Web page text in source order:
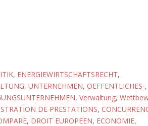
, ENERGIEWIRTSCHAFTSRECHT,
, UNTERNEHMEN, OEFFENTLICHES-,
, Verwaltung,
DE PRESTATIONS,
, DROIT EUROPEEN, ECONOMIE,